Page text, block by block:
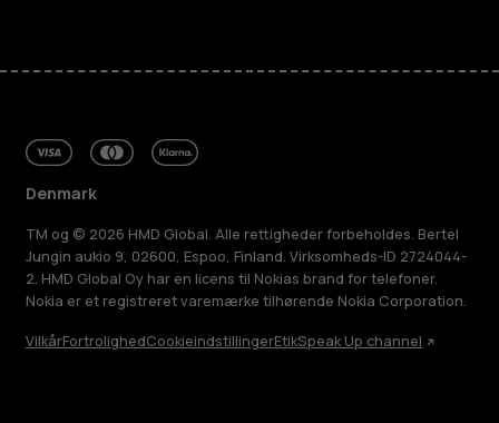
Denmark
TM og © 2026 HMD Global. Alle rettigheder forbeholdes. Bertel
Jungin aukio 9, 02600, Espoo, Finland. Virksomheds-ID 2724044-
2. HMD Global Oy har en licens til Nokias brand for telefoner.
Nokia er et registreret varemærke tilhørende Nokia Corporation.
VilkårFortrolighedCookieindstillingerEtikSpeak Up channel